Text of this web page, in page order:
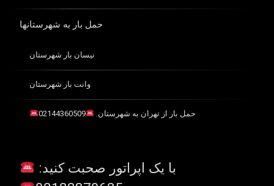
حمل بار به شهرستانها
نیسان بار شهرستان
وانت بار شهرستان
حمل بار از تهران به شهرستان. 02144360509
با یک اپراتور صحبت کنید: